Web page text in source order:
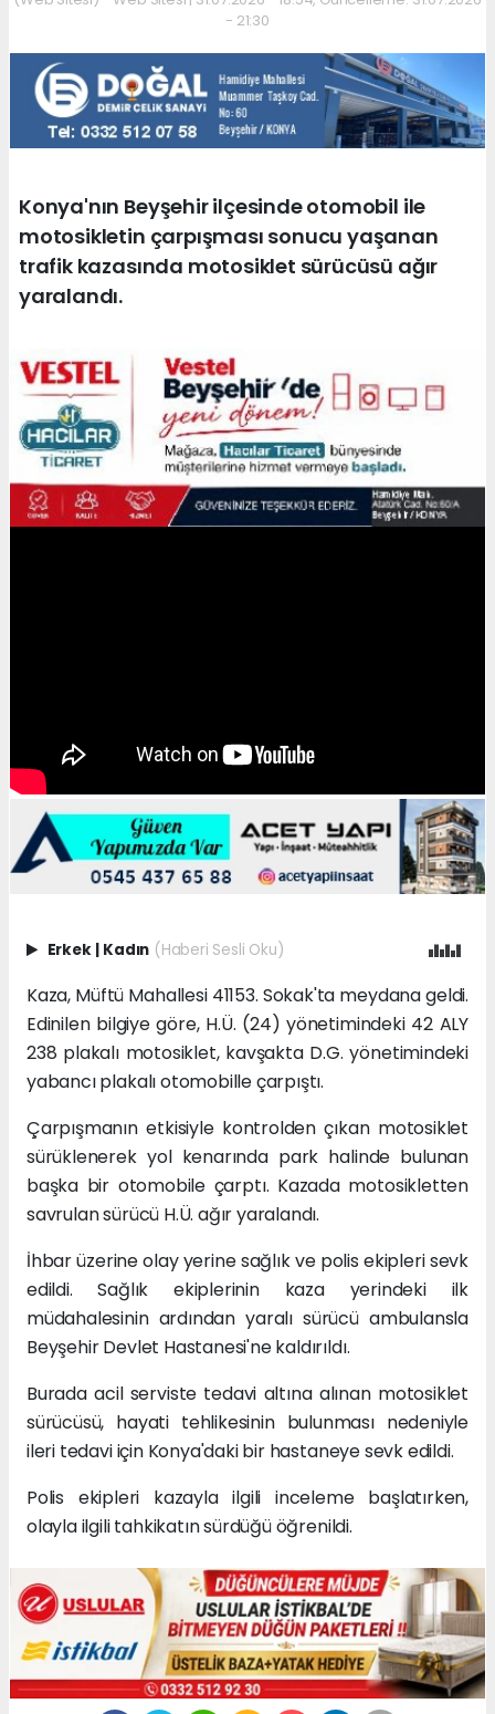
- 21:30
Konya'nın Beyşehir ilçesinde otomobil ile
motosikletin çarpışması sonucu yaşanan
trafik kazasında motosiklet sürücüsü ağır
yaralandı.
Erkek | Kadın (Haberi Sesli Oku)
Kaza, Müftü Mahallesi 41153. Sokak'ta meydana geldi.
Edinilen bilgiye göre, H.Ü. (24) yönetimindeki 42 ALY
238 plakalı motosiklet, kavşakta D.G. yönetimindeki
yabancı plakalı otomobille çarpıştı.
Çarpışmanın etkisiyle kontrolden çıkan motosiklet
sürüklenerek yol kenarında park halinde bulunan
başka bir otomobile çarptı. Kazada motosikletten
savrulan sürücü H.Ü. ağır yaralandı.
İhbar üzerine olay yerine sağlık ve polis ekipleri sevk
edildi. Sağlık ekiplerinin kaza yerindeki ilk
müdahalesinin ardından yaralı sürücü ambulansla
Beyşehir Devlet Hastanesi'ne kaldırıldı.
Burada acil serviste tedavi altına alınan motosiklet
sürücüsü, hayati tehlikesinin bulunması nedeniyle
ileri tedavi için Konya'daki bir hastaneye sevk edildi.
Polis ekipleri kazayla ilgili inceleme başlatırken,
olayla ilgili tahkikatın sürdüğü öğrenildi.